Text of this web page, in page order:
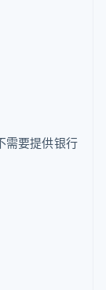
要提供银行